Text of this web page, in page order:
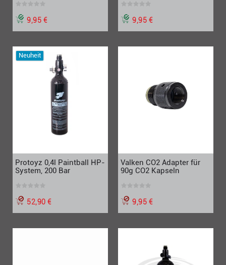
9,95 € 9,95 €
Neuheit
Protoyz 0,4l Paintball HP-
System, 200 Bar
52,90 €
Valken CO2 Adapter für
90g CO2 Kapseln
9,95 €